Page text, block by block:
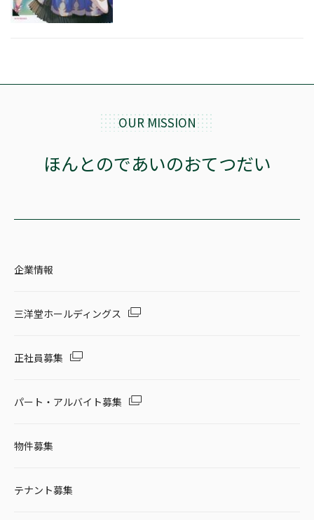
OUR MISSION
ほんとのであいのおてつだい
企業情報
三洋堂ホールディングス
正社員募集
パート・アルバイト募集
物件募集
テナント募集